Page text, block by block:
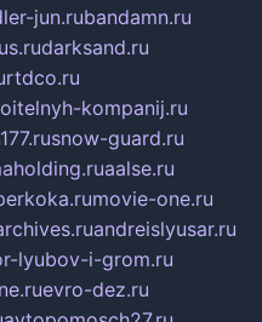
jun.rubandamn.ru
darksand.ru
rtdco.ru
kompanij.ru
snow-guard.ru
aalse.ru
movie-one.ru
andreislyusar.ru
lyubov-i-grom.ru
evro-dez.ru